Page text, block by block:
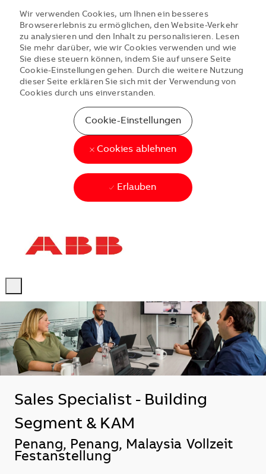
Wir verwenden Cookies, um Ihnen ein besseres
Browsererlebnis zu ermöglichen, den Website-Verkehr
zu analysieren und den Inhalt zu personalisieren. Lesen
Sie mehr darüber, wie wir Cookies verwenden und wie
Sie diese steuern können, indem Sie auf unsere Seite
Cookie-Einstellungen gehen. Durch die weitere Nutzung
dieser Seite erklären Sie sich mit der Verwendung von
Cookies durch uns einverstanden.
Cookie-Einstellungen
Cookies ablehnen
Erlauben
Sales Specialist - Building
Segment & KAM
Standort
Penang, Penang, Malaysia Vollzeit
Festanstellung